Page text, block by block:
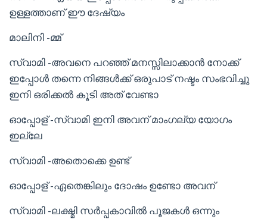
ഉള്ളത്താണ് ഈ ദേഷ്യം
മാലിനി -മ്മ്
സ്വാമി -അവനെ പറഞ്ഞ് മനസ്സിലാക്കാൻ നോക്ക്
ഇപ്പോൾ തന്നെ നിങ്ങൾക്ക് ഒരുപാട് നഷ്ടം സംഭവിച്ചു
ഇനി ഒരിക്കൽ കൂടി അത് വേണ്ടാ
ഓപ്പോള് -സ്വാമി ഇനി അവന് മാംഗല്യ യോഗം
ഇല്ലേ
സ്വാമി -അതൊക്കെ ഉണ്ട്
ഓപ്പോള് -ഏതെങ്കിലും ദോഷം ഉണ്ടോ അവന്
സ്വാമി -ലക്ഷ്മി സർപ്പകാവിൽ പൂജകൾ ഒന്നും